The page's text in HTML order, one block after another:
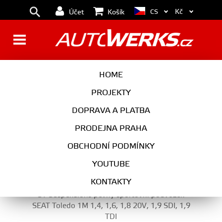
Účet Košík
HOME
PROJEKTY
DOPRAVA A PLATBA
PRODEJNA PRAHA
OBCHODNÍ PODMÍNKY
YOUTUBE
KONTAKTY
CS Kč
TLUMIČE - PEVNÉ
PODVOZEK
ST Suspensions pevný sportovní podvozek
SEAT Toledo 1M 1,4, 1,6, 1,8 20V, 1,9 SDI, 1,9
TDI